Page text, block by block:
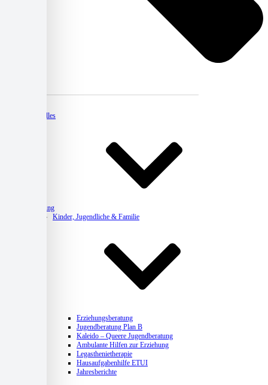
Aktuelles
Beratung
Kinder, Jugendliche & Familie
Erziehungsberatung
Jugendberatung Plan B
Kaleido – Queere Jugendberatung
Ambulante Hilfen zur Erziehung
Legasthenietherapie
Hausaufgabenhilfe ETUI
Jahresberichte